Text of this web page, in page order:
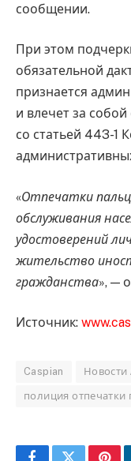
сообщении.
При этом
обязательной
признается
и влечет за собой
со статьей 443-1
«Отпечатки
обслуживания
удостоверений
жительство
гражданства», —
Источник:
Caspian Новости
полиция отпечатки